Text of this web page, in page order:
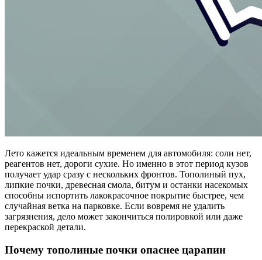
Лето кажется идеальным временем для автомобиля: соли нет,
реагентов нет, дороги сухие. Но именно в этот период кузов
получает удар сразу с нескольких фронтов. Тополиный пух,
липкие почки, древесная смола, битум и останки насекомых
способны испортить лакокрасочное покрытие быстрее, чем
случайная ветка на парковке. Если вовремя не удалить
загрязнения, дело может закончиться полировкой или даже
перекраской детали.
Почему тополиные почки опаснее царапин